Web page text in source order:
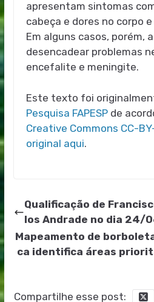
apresentam sintomas
cabeça e dores no corpo
Em alguns casos, porém,
desencadear problemas
encefalite e meningite.
Este texto foi
Pesquisa FAPESPde
Creative Commons CC-
original aqui.
Qualificação de
los Andrade no dia 24/
Mapeamento de
ca identifica áreas
Compartilhe esse post: